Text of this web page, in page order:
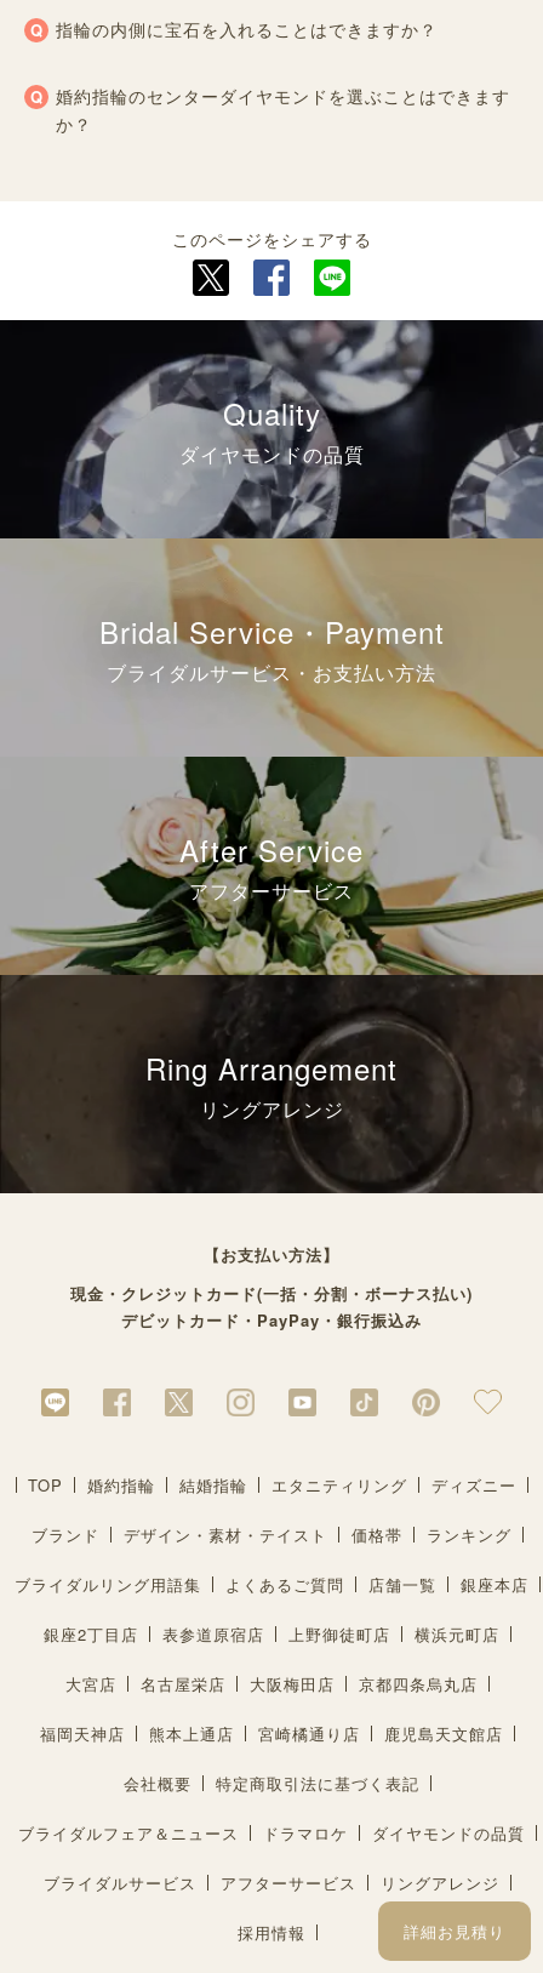
指輪の内側に宝石を入れることはできますか？
婚約指輪のセンターダイヤモンドを選ぶことはできます
か？
このページをシェアする
Quality
ダイヤモンドの品質
Bridal Service・Payment
ブライダルサービス・お支払い方法
After Service
アフターサービス
Ring Arrangement
リングアレンジ
詳細お見積り
【お支払い方法】
現金・クレジットカード(一括・分割・ボーナス払い)
デビットカード・PayPay・銀行振込み
TOP 婚約指輪 結婚指輪 エタニティリング ディズニー
ブランド デザイン・素材・テイスト 価格帯 ランキング
ブライダルリング用語集 よくあるご質問 店舗一覧 銀座本店
銀座2丁目店 表参道原宿店 上野御徒町店 横浜元町店
大宮店 名古屋栄店 大阪梅田店 京都四条烏丸店
福岡天神店 熊本上通店 宮崎橘通り店 鹿児島天文館店
会社概要 特定商取引法に基づく表記
ブライダルフェア＆ニュース ドラマロケ ダイヤモンドの品質
ブライダルサービス アフターサービス リングアレンジ
採用情報